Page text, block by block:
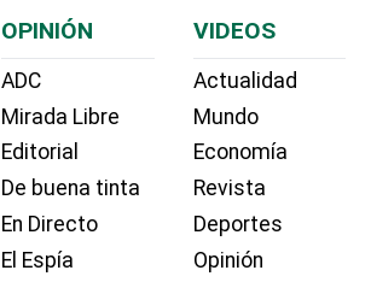
OPINIÓN
ADC
Mirada Libre
Editorial
De buena tinta
En Directo
El Espía
VIDEOS
Actualidad
Mundo
Economía
Revista
Deportes
Opinión